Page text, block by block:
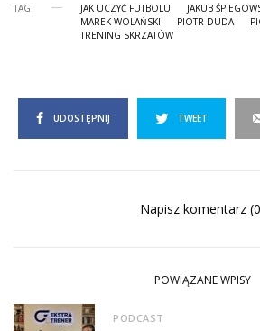
TAGI JAK UCZYĆ FUTBOLU JAKUB
MAREK WOLAŃSKI
PIOTR DUDA
TRENING SKRZATÓW
UDOSTĘPNIJ TWEET
Napisz komentarz
POWIĄZANE WPISY
PODCAST